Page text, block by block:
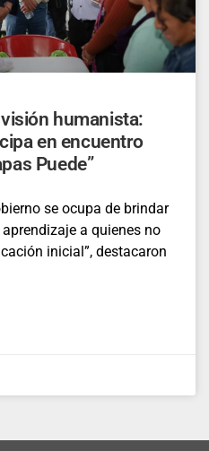
humanista:
en encuentro
Puede”
se ocupa de brindar
a quienes no
inicial”, destacaron